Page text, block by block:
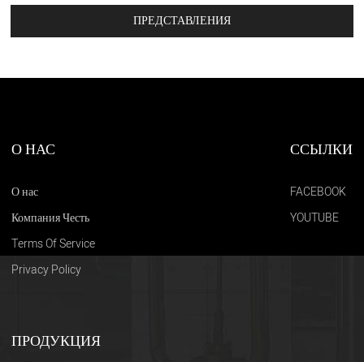
О НАС
О нас
Компания Честь
Terms Of Service
Privacy Policy
ССЫЛКИ
FACEBOOK
YOUTUBE
ПРОДУКЦИЯ